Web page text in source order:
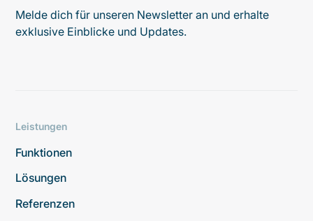
Melde dich für unseren Newsletter an und erhalte
exklusive Einblicke und Updates.
Leistungen
Funktionen
Lösungen
Referenzen